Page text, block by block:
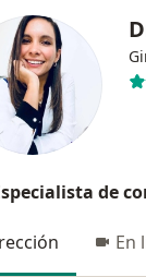
de
En